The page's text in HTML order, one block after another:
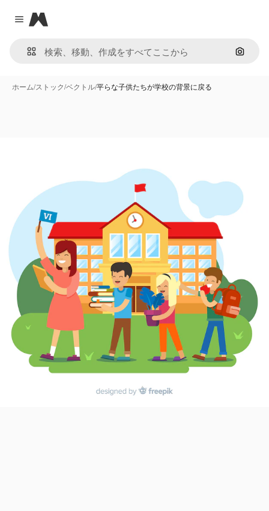
Close menu
Magnific
画像で
ホーム/ストック/ベクトル/平らな子供たちが学校の背景に戻る